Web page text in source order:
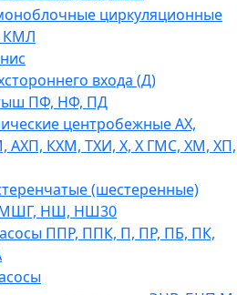
циркуляционные
КМЛ
входа (Д)
ПФ, НФ, ПД
центробежные АХ,
АХП, КХМ, ТХИ, Х, Х ГМС, ХМ, ХП,
(шестеренные)
НШ, НШ30
ППР, ППК, П, ПР, ПБ, ПК,